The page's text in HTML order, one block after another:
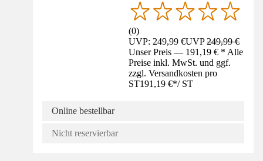
(0)
UVP: 249,99 €UVP249,99 €
Unser Preis — 191,19 € * Alle
Preise inkl. MwSt. und ggf.
zzgl. Versandkosten pro
ST191,19 €*/ ST
Online bestellbar
Nicht reservierbar